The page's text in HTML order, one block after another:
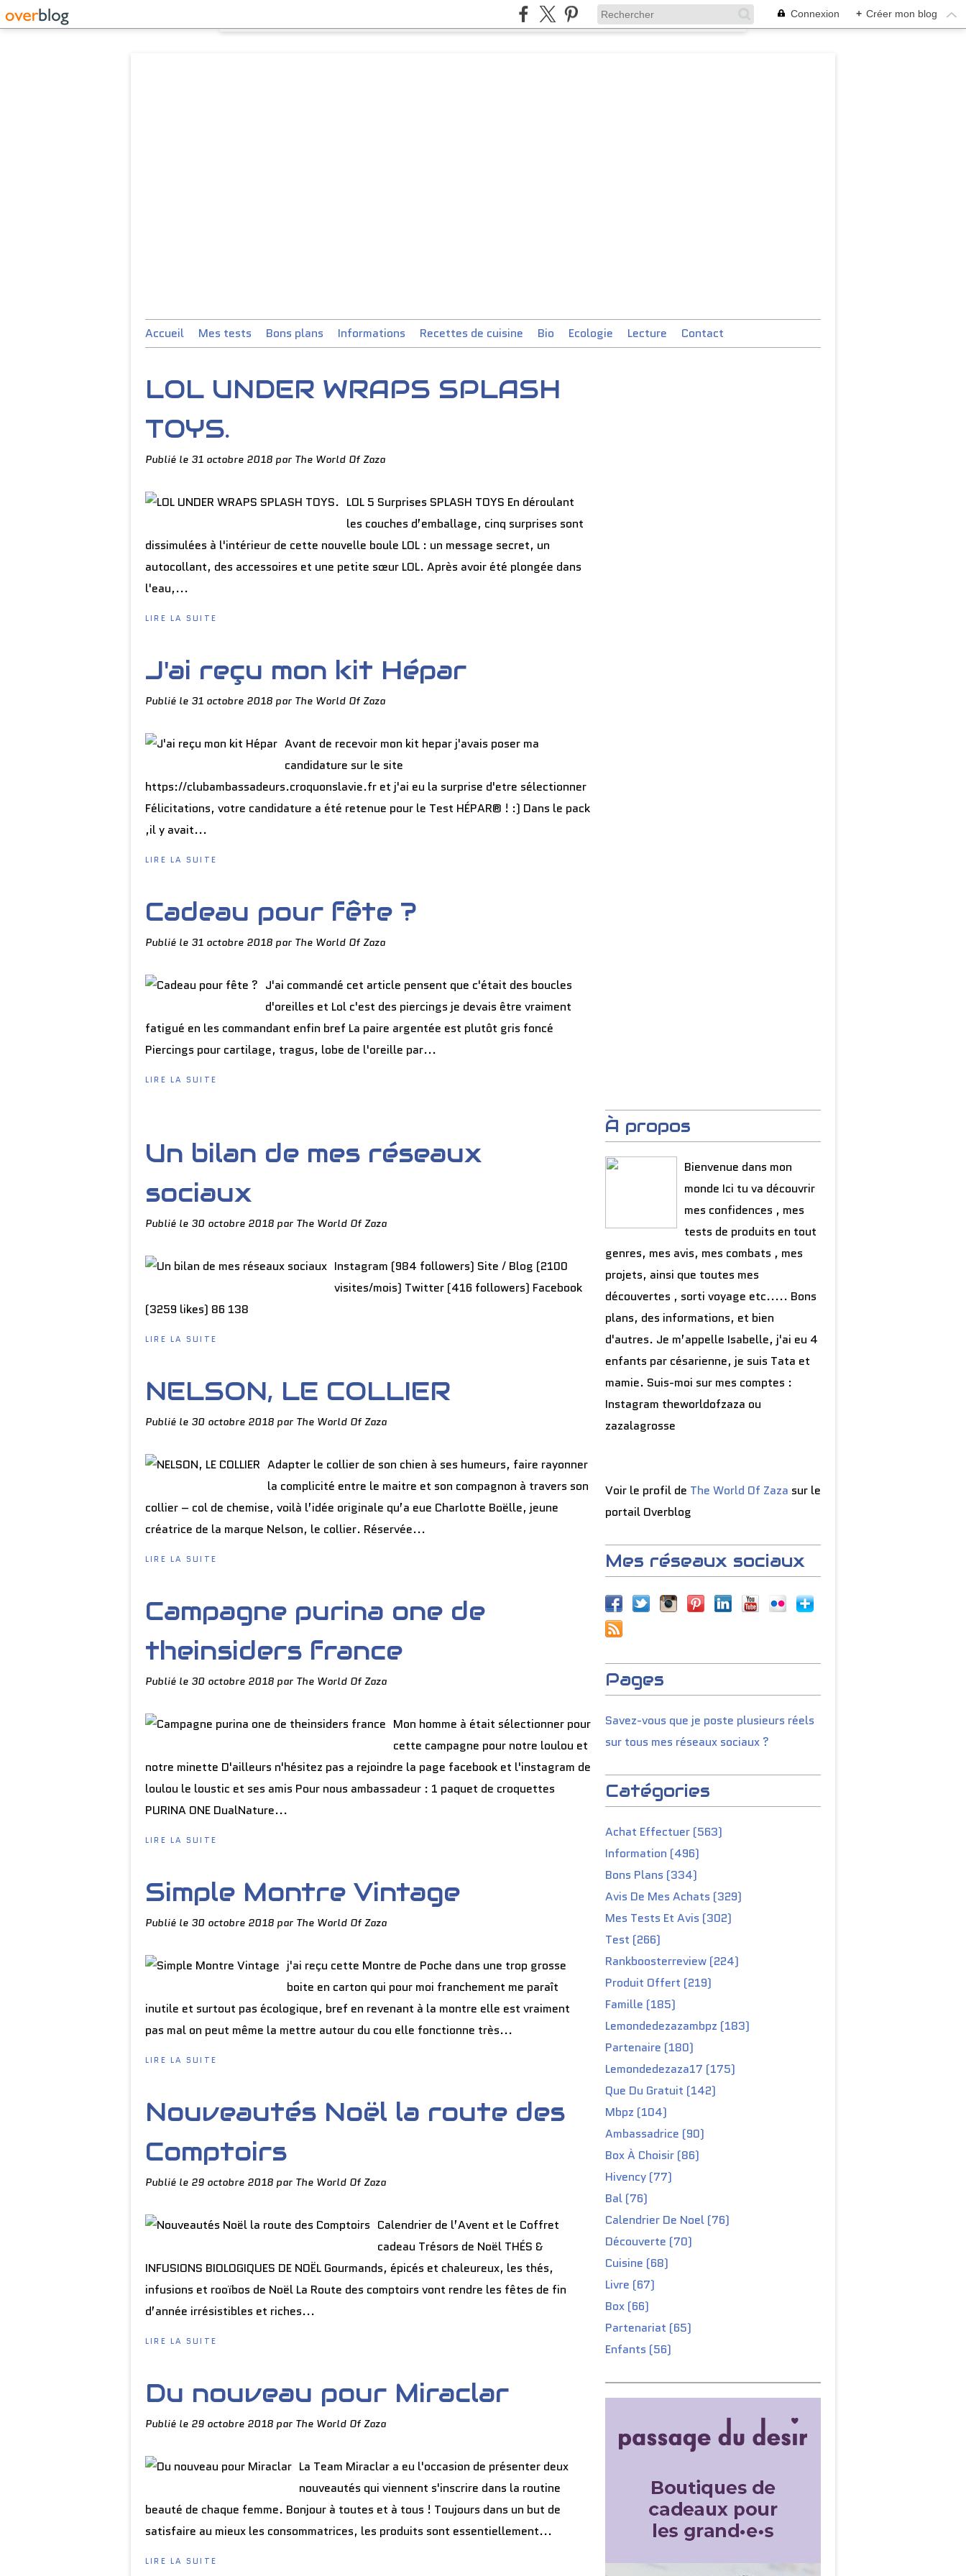
Connexion + Créer mon blog
Accueil Mes tests Bons plans Informations Recettes de cuisine Bio Ecologie Lecture Contact
LOL UNDER WRAPS SPLASH
TOYS.
Publié le 31 octobre 2018 par The World Of Zaza
LOL 5 Surprises SPLASH TOYS En déroulant
les couches d’emballage, cinq surprises sont
dissimulées à l'intérieur de cette nouvelle boule LOL : un message secret, un
autocollant, des accessoires et une petite sœur LOL. Après avoir été plongée dans
l'eau,...
LIRE LA SUITE
J'ai reçu mon kit Hépar
Publié le 31 octobre 2018 par The World Of Zaza
Avant de recevoir mon kit hepar j'avais poser ma
candidature sur le site
https://clubambassadeurs.croquonslavie.fr et j'ai eu la surprise d'etre sélectionner
Félicitations, votre candidature a été retenue pour le Test HÉPAR® ! :) Dans le pack
,il y avait...
LIRE LA SUITE
Cadeau pour fête ?
Publié le 31 octobre 2018 par The World Of Zaza
J'ai commandé cet article pensent que c'était des boucles
d'oreilles et Lol c'est des piercings je devais être vraiment
fatigué en les commandant enfin bref La paire argentée est plutôt gris foncé
Piercings pour cartilage, tragus, lobe de l'oreille par...
LIRE LA SUITE
Un bilan de mes réseaux
sociaux
Publié le 30 octobre 2018 par The World Of Zaza
Instagram (984 followers) Site / Blog (2100
visites/mois) Twitter (416 followers) Facebook
(3259 likes) 86 138
LIRE LA SUITE
NELSON, LE COLLIER
Publié le 30 octobre 2018 par The World Of Zaza
Adapter le collier de son chien à ses humeurs, faire rayonner
la complicité entre le maitre et son compagnon à travers son
collier – col de chemise, voilà l’idée originale qu’a eue Charlotte Boëlle, jeune
créatrice de la marque Nelson, le collier. Réservée...
LIRE LA SUITE
Campagne purina one de
theinsiders france
Publié le 30 octobre 2018 par The World Of Zaza
Mon homme à était sélectionner pour
cette campagne pour notre loulou et
notre minette D'ailleurs n'hésitez pas a rejoindre la page facebook et l'instagram de
loulou le loustic et ses amis Pour nous ambassadeur : 1 paquet de croquettes
PURINA ONE DualNature...
LIRE LA SUITE
Simple Montre Vintage
Publié le 30 octobre 2018 par The World Of Zaza
j'ai reçu cette Montre de Poche dans une trop grosse
boite en carton qui pour moi franchement me paraît
inutile et surtout pas écologique, bref en revenant à la montre elle est vraiment
pas mal on peut même la mettre autour du cou elle fonctionne très...
LIRE LA SUITE
Nouveautés Noël la route des
Comptoirs
Publié le 29 octobre 2018 par The World Of Zaza
Calendrier de l’Avent et le Coffret
cadeau Trésors de Noël THÉS &
INFUSIONS BIOLOGIQUES DE NOËL Gourmands, épicés et chaleureux, les thés,
infusions et rooïbos de Noël La Route des comptoirs vont rendre les fêtes de fin
d’année irrésistibles et riches...
LIRE LA SUITE
Du nouveau pour Miraclar
Publié le 29 octobre 2018 par The World Of Zaza
La Team Miraclar a eu l'occasion de présenter deux
nouveautés qui viennent s'inscrire dans la routine
beauté de chaque femme. Bonjour à toutes et à tous ! Toujours dans un but de
satisfaire au mieux les consommatrices, les produits sont essentiellement...
LIRE LA SUITE
À propos
Bienvenue dans mon
monde Ici tu va découvrir
mes confidences , mes
tests de produits en tout
genres, mes avis, mes combats , mes
projets, ainsi que toutes mes
découvertes , sorti voyage etc..... Bons
plans, des informations, et bien
d'autres. Je m’appelle Isabelle, j'ai eu 4
enfants par césarienne, je suis Tata et
mamie. Suis-moi sur mes comptes :
Instagram theworldofzaza ou
zazalagrosse
Voir le profil de The World Of Zaza sur le
portail Overblog
Mes réseaux sociaux
Pages
Savez-vous que je poste plusieurs réels
sur tous mes réseaux sociaux ?
Catégories
Achat Effectuer (563)
Information (496)
Bons Plans (334)
Avis De Mes Achats (329)
Mes Tests Et Avis (302)
Test (266)
Rankboosterreview (224)
Produit Offert (219)
Famille (185)
Lemondedezazambpz (183)
Partenaire (180)
Lemondedezaza17 (175)
Que Du Gratuit (142)
Mbpz (104)
Ambassadrice (90)
Box À Choisir (86)
Hivency (77)
Bal (76)
Calendrier De Noel (76)
Découverte (70)
Cuisine (68)
Livre (67)
Box (66)
Partenariat (65)
Enfants (56)